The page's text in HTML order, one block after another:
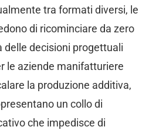
tra formati diversi, le
di ricominciare da zero
delle decisioni progettuali
le aziende manifatturiere
la produzione additiva,
un collo di
che impedisce di